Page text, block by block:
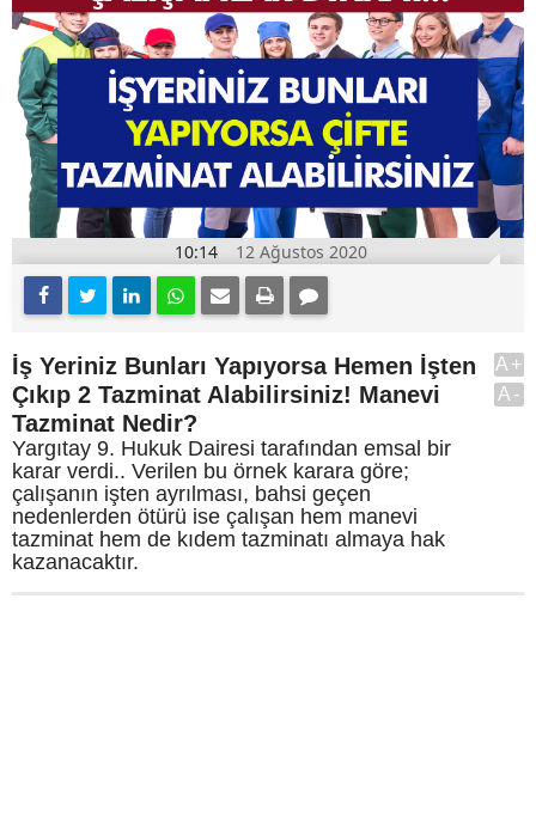
10:14 12 Ağustos 2020
İş Yeriniz Bunları Yapıyorsa Hemen İşten
Çıkıp 2 Tazminat Alabilirsiniz! Manevi
Tazminat Nedir?
Yargıtay 9. Hukuk Dairesi tarafından emsal bir
karar verdi.. Verilen bu örnek karara göre;
çalışanın işten ayrılması, bahsi geçen
nedenlerden ötürü ise çalışan hem manevi
tazminat hem de kıdem tazminatı almaya hak
kazanacaktır.
A+
A-